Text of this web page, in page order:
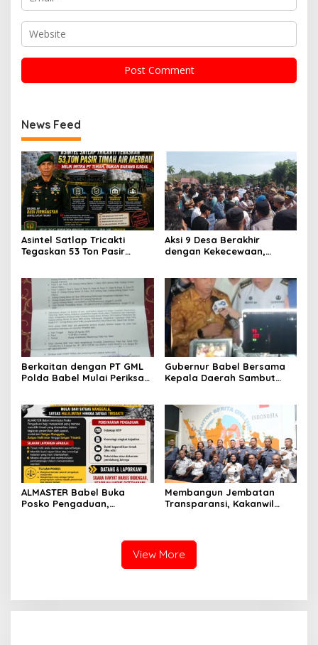
News Feed
Asintel Satlap Tricakti
Tegaskan 53 Ton Pasir
Minta Publik Hormati
Proses Hukum
Aksi 9 Desa Berakhir
dengan Kekecewaan,
Plasma 30 Tahun,
Masyarakat Siapkan Mosi
Tidak Percaya
Berkaitan dengan PT GML
Polda Babel Mulai Periksa
Ikut Dipanggil
Gubernur Babel Bersama
Kepala Daerah Sambut
Bangka Belitung
ALMASTER Babel Buka
Posko Pengaduan,
yang Diamankan Satgas
Membangun Jembatan
Transparansi, Kakanwil
PJS
View More